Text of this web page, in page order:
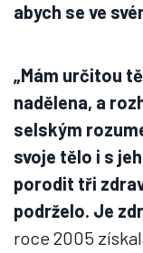
abych se ve
„Mám určitou
nadělena, a
selským
svoje tělo i s
porodit tři
podrželo. Je
roce 2005